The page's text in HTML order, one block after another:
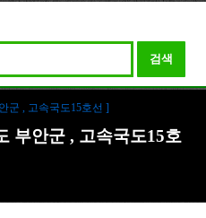
검색
군 , 고속국도15호선 ]
부안군 , 고속국도15호